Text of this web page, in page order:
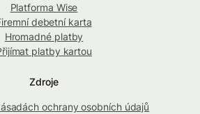
Platforma Wise
debetní karta
Hromadné platby
platby kartou
Zdroje
ochrany osobních údajů